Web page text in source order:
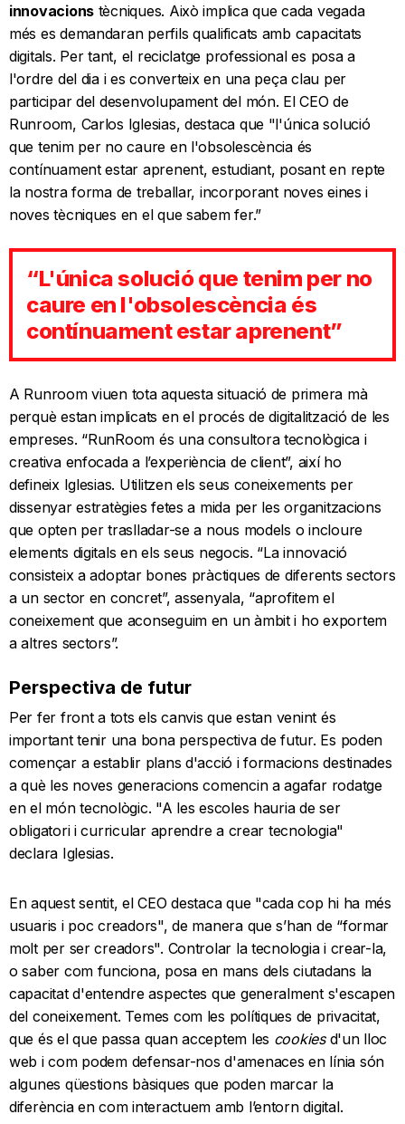
innovacions tècniques. Això implica que cada vegada
més es demandaran perfils qualificats amb capacitats
digitals. Per tant, el reciclatge professional es posa a
l'ordre del dia i es converteix en una peça clau per
participar del desenvolupament del món. El CEO de
Runroom, Carlos Iglesias, destaca que "l'única solució
que tenim per no caure en l'obsolescència és
contínuament estar aprenent, estudiant, posant en repte
la nostra forma de treballar, incorporant noves eines i
noves tècniques en el que sabem fer.”
“L'única solució que tenim per no
caure en l'obsolescència és
contínuament estar aprenent”
A Runroom viuen tota aquesta situació de primera mà
perquè estan implicats en el procés de digitalització de les
empreses. “RunRoom és una consultora tecnològica i
creativa enfocada a l’experiència de client”, així ho
defineix Iglesias. Utilitzen els seus coneixements per
dissenyar estratègies fetes a mida per les organitzacions
que opten per traslladar-se a nous models o incloure
elements digitals en els seus negocis. “La innovació
consisteix a adoptar bones pràctiques de diferents sectors
a un sector en concret”, assenyala, “aprofitem el
coneixement que aconseguim en un àmbit i ho exportem
a altres sectors”.
Perspectiva de futur
Per fer front a tots els canvis que estan venint és
important tenir una bona perspectiva de futur. Es poden
començar a establir plans d'acció i formacions destinades
a què les noves generacions comencin a agafar rodatge
en el món tecnològic. "A les escoles hauria de ser
obligatori i curricular aprendre a crear tecnologia"
declara Iglesias.
En aquest sentit, el CEO destaca que "cada cop hi ha més
usuaris i poc creadors", de manera que s’han de “formar
molt per ser creadors". Controlar la tecnologia i crear-la,
o saber com funciona, posa en mans dels ciutadans la
capacitat d'entendre aspectes que generalment s'escapen
del coneixement. Temes com les polítiques de privacitat,
que és el que passa quan acceptem les cookiesd'un lloc
web i com podem defensar-nos d'amenaces en línia són
algunes qüestions bàsiques que poden marcar la
diferència en com interactuem amb l’entorn digital.